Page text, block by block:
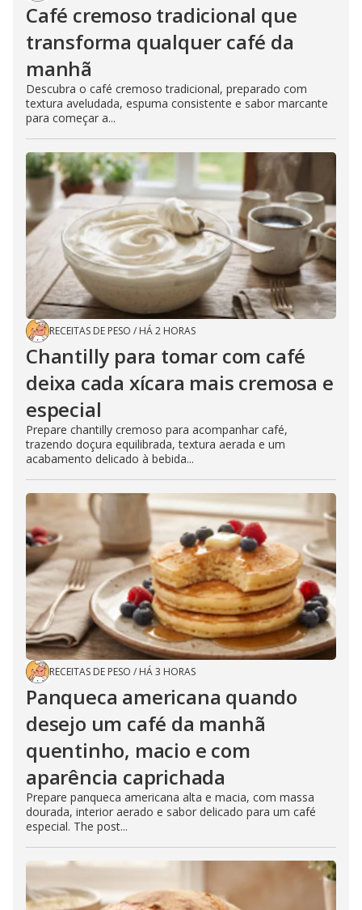
Café cremoso tradicional que
transforma qualquer café da
manhã
Descubra o café cremoso tradicional, preparado com
textura aveludada, espuma consistente e sabor marcante
para começar a...
RECEITAS DE PESO / HÁ 2 HORAS
Chantilly para tomar com café
deixa cada xícara mais cremosa e
especial
Prepare chantilly cremoso para acompanhar café,
trazendo doçura equilibrada, textura aerada e um
acabamento delicado à bebida...
RECEITAS DE PESO / HÁ 3 HORAS
Panqueca americana quando
desejo um café da manhã
quentinho, macio e com
aparência caprichada
Prepare panqueca americana alta e macia, com massa
dourada, interior aerado e sabor delicado para um café
especial. The post...